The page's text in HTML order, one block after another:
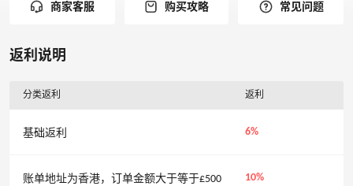
商家客服 购买攻略 常见问题
返利说明
分类返利 返利
基础返利 6%
账单地址为香港，订单金额大于等于£500 10%